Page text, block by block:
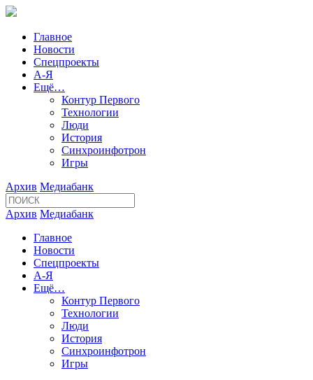
Главное
Новости
Спецпроекты
А-Я
Ещё…
Контур Первого
Технологии
Люди
История
Синхроинфотрон
Игры
Архив Медиабанк
Архив Медиабанк
Главное
Новости
Спецпроекты
А-Я
Ещё…
Контур Первого
Технологии
Люди
История
Синхроинфотрон
Игры